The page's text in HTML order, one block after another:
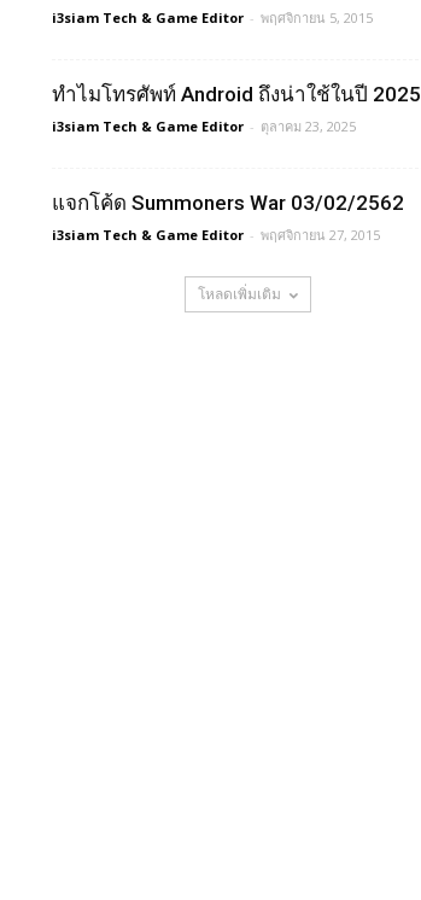
i3siam Tech & Game Editor - พฤศจิกายน 5, 2015
ทำไมโทรศัพท์ Android ถึงน่าใช้ในปี 2025
i3siam Tech & Game Editor - ตุลาคม 23, 2025
แจกโค้ด Summoners War 03/02/2562
i3siam Tech & Game Editor - พฤศจิกายน 27, 2015
โหลดเพิ่มเติม